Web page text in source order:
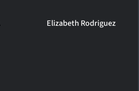
Elizabeth Rodriguez